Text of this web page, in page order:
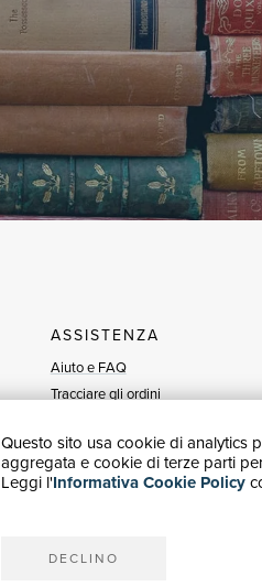
Questo sito usa cookie di analytics
aggregata e cookie di terze parti
Leggi l'Informativa Cookie Policy
DECLINO
ASSISTENZA
Aiuto e FAQ
Tracciare gli ordini
Fatturazione
Carta del Docente / 18App